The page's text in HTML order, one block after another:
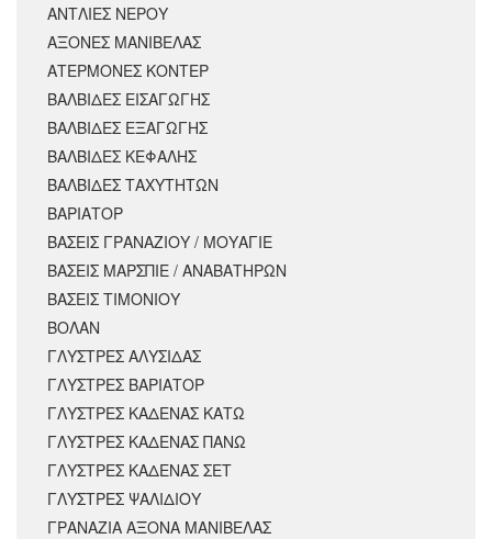
ΑΝΤΛΙΕΣ ΝΕΡΟΥ
ΑΞΟΝΕΣ ΜΑΝΙΒΕΛΑΣ
ΑΤΕΡΜΟΝΕΣ ΚΟΝΤΕΡ
ΒΑΛΒΙΔΕΣ ΕΙΣΑΓΩΓΗΣ
ΒΑΛΒΙΔΕΣ ΕΞΑΓΩΓΗΣ
ΒΑΛΒΙΔΕΣ ΚΕΦΑΛΗΣ
ΒΑΛΒΙΔΕΣ ΤΑΧΥΤΗΤΩΝ
ΒΑΡΙΑΤΟΡ
ΒΑΣΕΙΣ ΓΡΑΝΑΖΙΟΥ / ΜΟΥΑΓΙΕ
ΒΑΣΕΙΣ ΜΑΡΣΠΙΕ / ΑΝΑΒΑΤΗΡΩΝ
ΒΑΣΕΙΣ ΤΙΜΟΝΙΟΥ
ΒΟΛΑΝ
ΓΛΥΣΤΡΕΣ ΑΛΥΣΙΔΑΣ
ΓΛΥΣΤΡΕΣ ΒΑΡΙΑΤΟΡ
ΓΛΥΣΤΡΕΣ ΚΑΔΕΝΑΣ ΚΑΤΩ
ΓΛΥΣΤΡΕΣ ΚΑΔΕΝΑΣ ΠΑΝΩ
ΓΛΥΣΤΡΕΣ ΚΑΔΕΝΑΣ ΣΕΤ
ΓΛΥΣΤΡΕΣ ΨΑΛΙΔΙΟΥ
ΓΡΑΝΑΖΙΑ ΑΞΟΝΑ ΜΑΝΙΒΕΛΑΣ